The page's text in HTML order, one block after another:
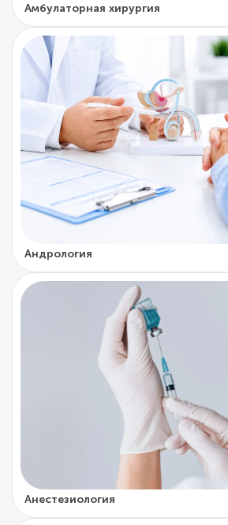
Амбулаторная хирургия
Андрология
Анестезиология